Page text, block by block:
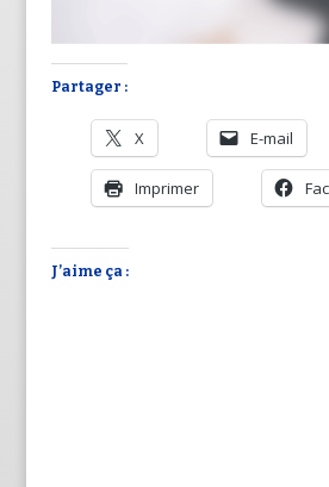
Partager :
X E-mail
Imprimer
J’aime ça :